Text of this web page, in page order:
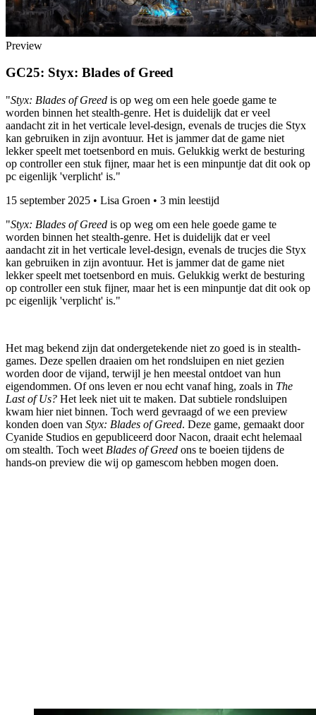
Preview
GC25: Styx: Blades of Greed
"Styx: Blades of Greed is op weg om een hele goede game te
worden binnen het stealth-genre. Het is duidelijk dat er veel
aandacht zit in het verticale level-design, evenals de trucjes die Styx
kan gebruiken in zijn avontuur. Het is jammer dat de game niet
lekker speelt met toetsenbord en muis. Gelukkig werkt de besturing
op controller een stuk fijner, maar het is een minpuntje dat dit ook op
pc eigenlijk 'verplicht' is."
15 september 2025 • Lisa Groen • 3 min leestijd
"Styx: Blades of Greed is op weg om een hele goede game te
worden binnen het stealth-genre. Het is duidelijk dat er veel
aandacht zit in het verticale level-design, evenals de trucjes die Styx
kan gebruiken in zijn avontuur. Het is jammer dat de game niet
lekker speelt met toetsenbord en muis. Gelukkig werkt de besturing
op controller een stuk fijner, maar het is een minpuntje dat dit ook op
pc eigenlijk 'verplicht' is."
Het mag bekend zijn dat ondergetekende niet zo goed is in stealth-
games. Deze spellen draaien om het rondsluipen en niet gezien
worden door de vijand, terwijl je hen meestal ontdoet van hun
eigendommen. Of ons leven er nou echt vanaf hing, zoals in The
Last of Us? Het leek niet uit te maken. Dat subtiele rondsluipen
kwam hier niet binnen. Toch werd gevraagd of we een preview
konden doen van Styx: Blades of Greed. Deze game, gemaakt door
Cyanide Studios en gepubliceerd door Nacon, draait echt helemaal
om stealth. Toch weet Blades of Greed ons te boeien tijdens de
hands-on preview die wij op gamescom hebben mogen doen.